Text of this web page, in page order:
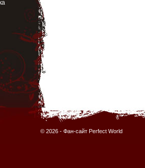
© 2026 - Фан-сайт Perfect World